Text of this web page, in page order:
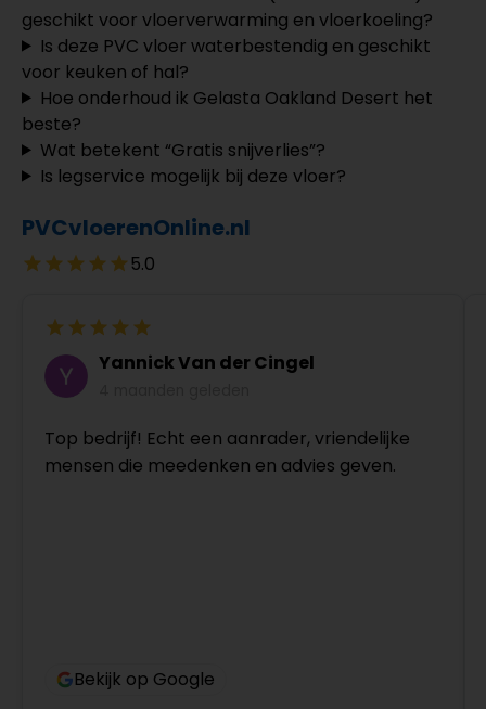
geschikt voor vloerverwarming en vloerkoeling?
Is deze PVC vloer waterbestendig en geschikt
voor keuken of hal?
Hoe onderhoud ik Gelasta Oakland Desert het
beste?
Wat betekent “Gratis snijverlies”?
Is legservice mogelijk bij deze vloer?
PVCvloerenOnline.nl
5.0
Yannick Van der Cingel
Top bedrijf! Echt een aanrader, vriendelijke
mensen die meedenken en advies geven.
Bekijk op Google